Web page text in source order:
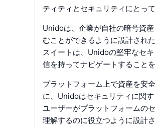
ティティとセキュリティにとっ
Unidoは、企業が自社の暗号資
むことができるように設計され
スイートは、Unidoの堅牢なセ
信を持ってナビゲートすることを
プラットフォーム上で資産を安
に、Unidoはセキュリティに関
ユーザーがプラットフォームの
理解するのに役立つように設計さ